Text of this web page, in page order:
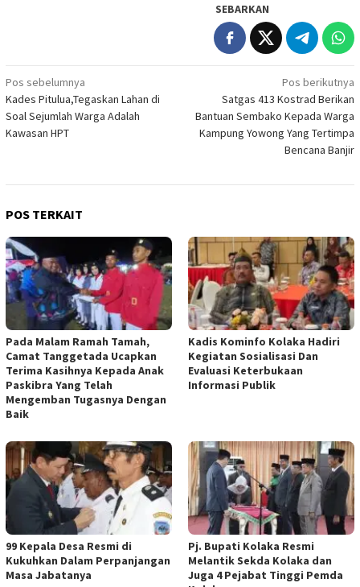
SEBARKAN
Navigasi
pos
Pos sebelumnya
Kades Pitulua,Tegaskan Lahan di
Soal Sejumlah Warga Adalah
Kawasan HPT
Pos berikutnya
Satgas 413 Kostrad Berikan
Bantuan Sembako Kepada Warga
Kampung Yowong Yang Tertimpa
Bencana Banjir
POS TERKAIT
Pada Malam Ramah Tamah,
Camat Tanggetada Ucapkan
Terima Kasihnya Kepada Anak
Paskibra Yang Telah
Mengemban Tugasnya Dengan
Baik
Kadis Kominfo Kolaka Hadiri
Kegiatan Sosialisasi Dan
Evaluasi Keterbukaan
Informasi Publik
99 Kepala Desa Resmi di
Kukuhkan Dalam Perpanjangan
Masa Jabatanya
Pj. Bupati Kolaka Resmi
Melantik Sekda Kolaka dan
Juga 4 Pejabat Tinggi Pemda